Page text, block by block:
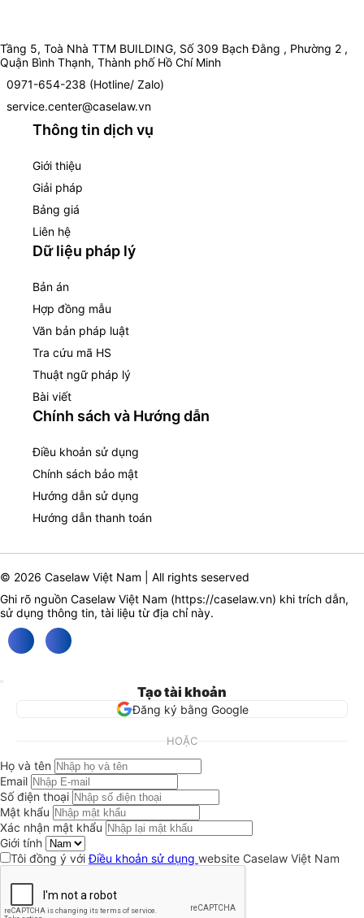
Tầng 5, Toà Nhà TTM BUILDING, Số 309 Bạch Đằng , Phường 2 ,
Quận Bình Thạnh, Thành phố Hồ Chí Minh
0971-654-238 (Hotline/ Zalo)
service.center@caselaw.vn
Thông tin dịch vụ
Giới thiệu
Giải pháp
Bảng giá
Liên hệ
Dữ liệu pháp lý
Bản án
Hợp đồng mẫu
Văn bản pháp luật
Tra cứu mã HS
Thuật ngữ pháp lý
Bài viết
Chính sách và Hướng dẫn
Điều khoản sử dụng
Chính sách bảo mật
Hướng dẫn sử dụng
Hướng dẫn thanh toán
© 2026 Caselaw Việt Nam | All rights seserved
Ghi rõ nguồn Caselaw Việt Nam (https://caselaw.vn) khi trích dẫn,
sử dụng thông tin, tài liệu từ địa chỉ này.
Tạo tài khoản
Đăng ký bằng Google
HOẶC
Họ và tên
Email
Số điện thoại
Mật khẩu
Xác nhận mật khẩu
Giới tính
Tôi đồng ý vớiĐiều khoản sử dụng website Caselaw Việt Nam